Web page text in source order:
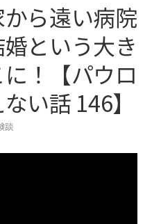
ら遠い病院
という大き
！【パウロ
い話 146】
談